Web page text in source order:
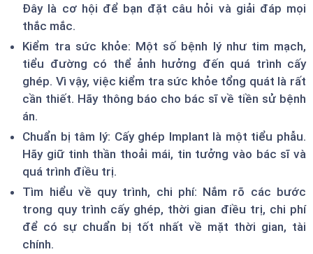
Đây là cơ hội để bạn đặt câu hỏi và giải đáp mọi
thắc mắc.
Kiểm tra sức khỏe: Một số bệnh lý như tim mạch,
tiểu đường có thể ảnh hưởng đến quá trình cấy
ghép. Vì vậy, việc kiểm tra sức khỏe tổng quát là rất
cần thiết. Hãy thông báo cho bác sĩ về tiền sử bệnh
án.
Chuẩn bị tâm lý: Cấy ghép Implant là một tiểu phẫu.
Hãy giữ tinh thần thoải mái, tin tưởng vào bác sĩ và
quá trình điều trị.
Tìm hiểu về quy trình, chi phí: Nắm rõ các bước
trong quy trình cấy ghép, thời gian điều trị, chi phí
để có sự chuẩn bị tốt nhất về mặt thời gian, tài
chính.